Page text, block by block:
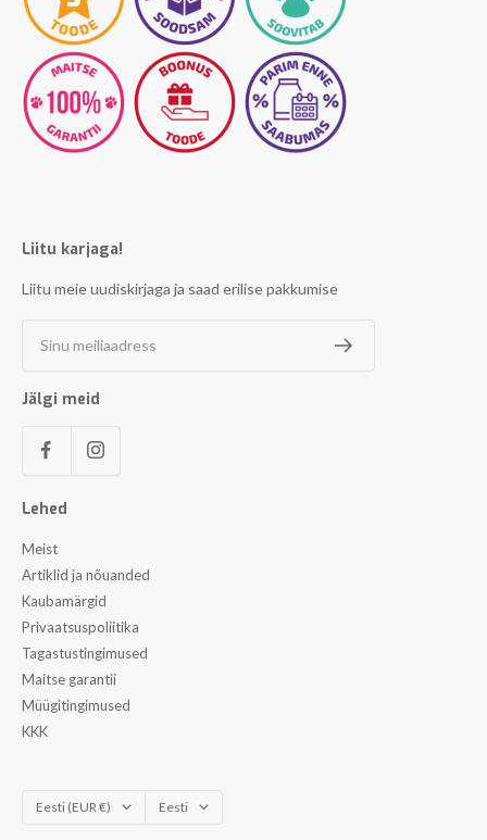
Liitu karjaga!
Liitu meie uudiskirjaga ja saad erilise pakkumise
Sinu meiliaadress
Jälgi meid
Lehed
Meist
Artiklid ja nõuanded
Kaubamärgid
Privaatsuspoliitika
Tagastustingimused
Maitse garantii
Müügitingimused
KKK
Riik/piirkondEesti (EUR €) Keel
Eesti